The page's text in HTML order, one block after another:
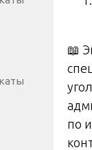
📖
по